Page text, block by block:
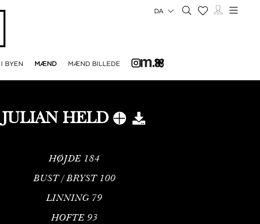
I BYEN MÆND MÆND BILLEDE
DA
JULIAN HELD
HØJDE 184
BUST / BRYST 100
LINNING 79
HOFTE 93